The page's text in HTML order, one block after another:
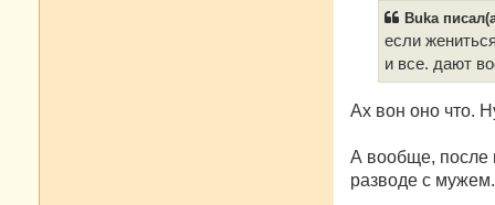
Buka
если
и все. дают
Ах вон оно что.
А вообще, после
разводе с мужем.